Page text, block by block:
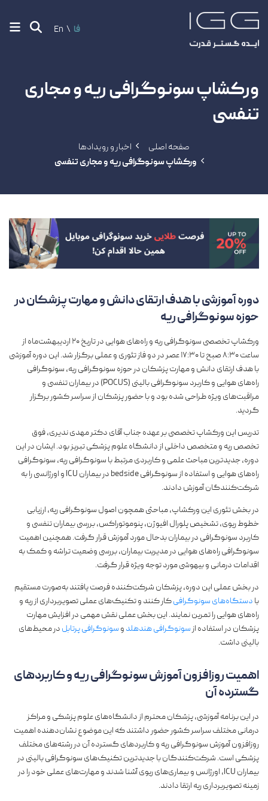
فا En
ورکشاپ سونوگرافی ریه و مجاری
تنفسی
صفحه اصلی
اخبار و رویدادها
ورکشاپ سونوگرافی ریه و مجاری تنفسی
دوره آموزشی با هدف ارتقای دانش و مهارت پزشکان در
حوزه سونوگرافی ریه
ورکشاپ تخصصی سونوگرافی ریه و راه‌های هوایی در تاریخ ۲۰ اردیبهشت‌ماه از
ساعت ۸:۳۰ صبح تا ۱۷:۳۰ عصر در دو فاز تئوری و عملی برگزار شد. این دوره آموزشی
با هدف ارتقای دانش و مهارت پزشکان در حوزه سونوگرافی ریه، سونوگرافی
راه‌های هوایی و کاربرد سونوگرافی بالینی (POCUS) در بیماران تنفسی و
مراقبت‌های ویژه طراحی شده بود و با حضور پزشکان از سراسر کشور برگزار
گردید.
تدریس این ورکشاپ تخصصی بر عهده جناب آقای دکتر مهدی ندیری، فوق
تخصص ریه و متخصص داخلی از دانشگاه علوم پزشکی تبریز بود. ایشان در این
دوره، جدیدترین مباحث علمی و کاربردی مرتبط با سونوگرافی ریه، سونوگرافی
راه‌های هوایی و استفاده از سونوگرافی bedside در بیماران ICU و اورژانسی را به
شرکت‌کنندگان آموزش دادند.
در بخش تئوری این ورکشاپ، مباحثی همچون اصول سونوگرافی ریه، ارزیابی
خطوط ریوی، تشخیص پلورال افیوژن، پنوموتوراکس، بررسی بیماران تنفسی و
کاربرد سونوگرافی در بیماران بدحال مورد آموزش قرار گرفت. همچنین اهمیت
سونوگرافی راه‌های هوایی در مدیریت بیماران، بررسی وضعیت تراشه و کمک به
اقدامات درمانی و بیهوشی مورد توجه ویژه قرار گرفت.
در بخش عملی این دوره، پزشکان شرکت‌کننده فرصت یافتند به‌صورت مستقیم
با دستگاه‌های سونوگرافیکار کنند و تکنیک‌های عملی تصویربرداری از ریه و
راه‌های هوایی را تمرین نمایند. این بخش عملی نقش مهمی در افزایش مهارت
پزشکان در استفاده از سونوگرافی هندهلد و سونوگرافی پرتابل در محیط‌های
بالینی داشت.
اهمیت روزافزون آموزش سونوگرافی ریه و کاربردهای
گسترده آن
در این برنامه آموزشی، پزشکان محترم از دانشگاه‌های علوم پزشکی و مراکز
درمانی مختلف سراسر کشور حضور داشتند که این موضوع نشان‌دهنده اهمیت
روزافزون آموزش سونوگرافی ریه و کاربردهای گسترده آن در رشته‌های مختلف
پزشکی است. شرکت‌کنندگان با جدیدترین تکنیک‌های سونوگرافی بالینی در
بیماران ICU، اورژانس و بیماری‌های ریوی آشنا شدند و مهارت‌های عملی خود را در
زمینه تصویربرداری ریه ارتقا دادند.